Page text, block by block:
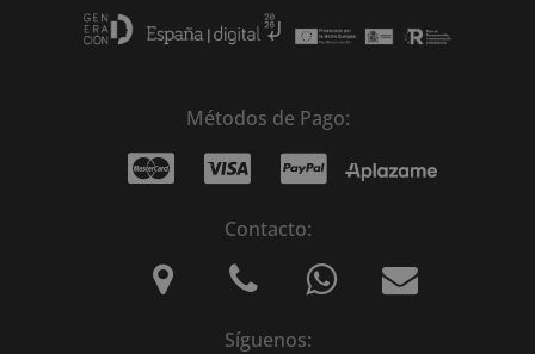
Métodos de Pago:
Contacto:
Síguenos: